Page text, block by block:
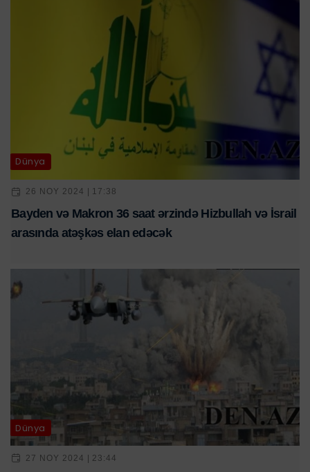
Dünya
26 NOY 2024 | 17:38
Bayden və Makron 36 saat ərzində Hizbullah və İsrail
arasında atəşkəs elan edəcək
Dünya
27 NOY 2024 | 23:44